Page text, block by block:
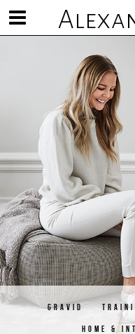
Visa/göm
meny
GRAVID
HOME &